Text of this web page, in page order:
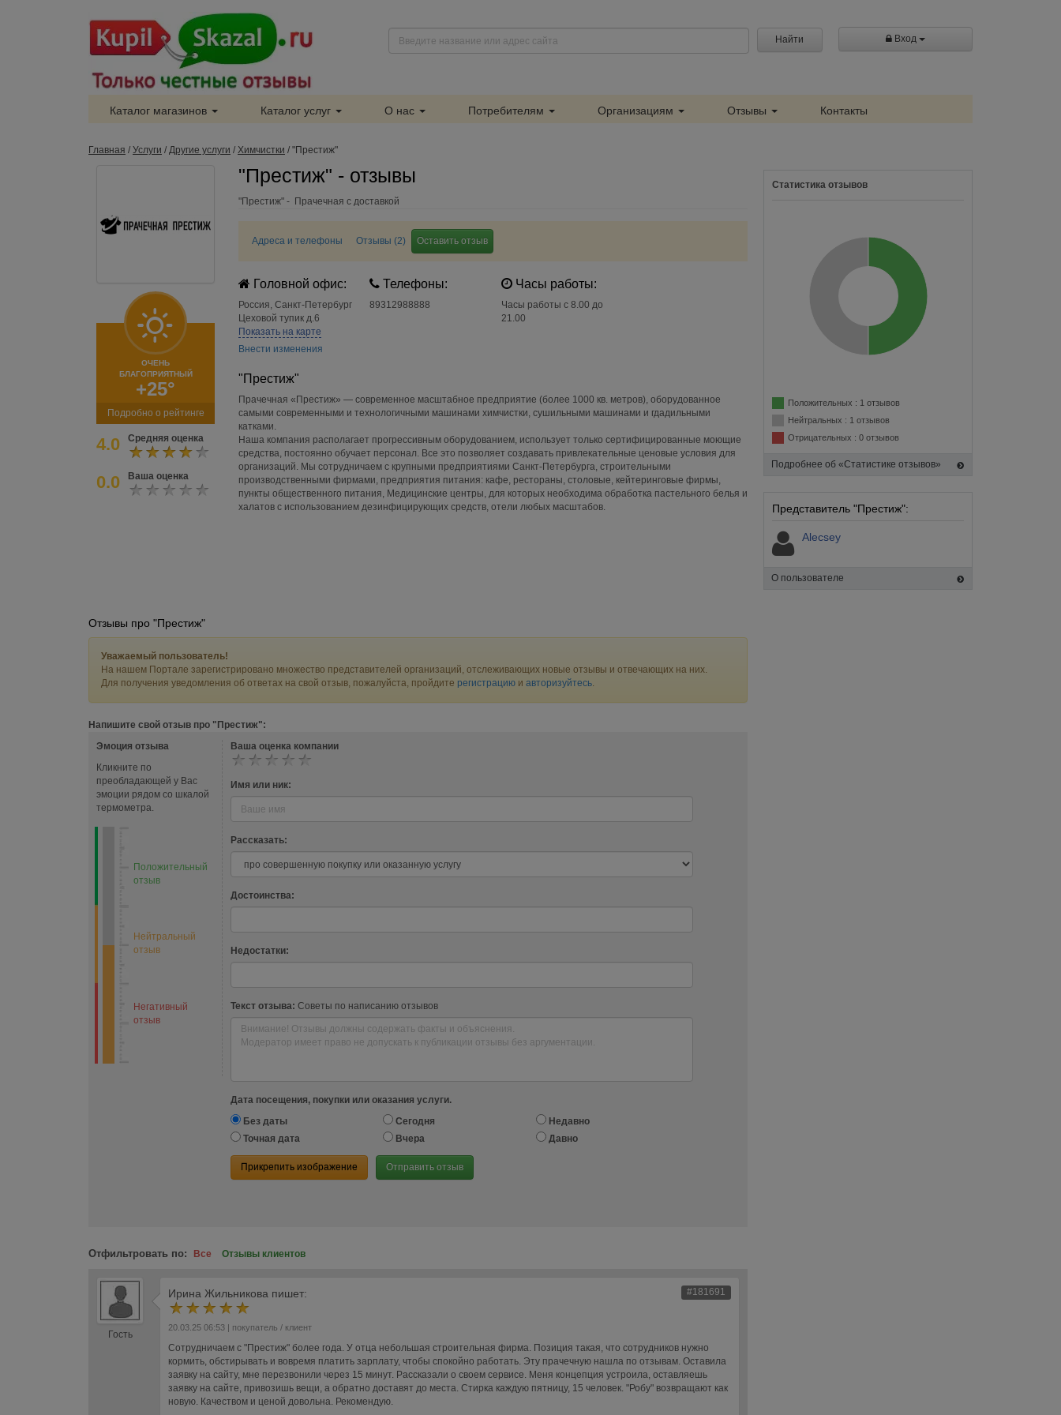
Найти Вход
Каталог магазинов Каталог услуг О нас Потребителям Организациям Отзывы Контакты
Главная / Услуги / Другие услуги / Химчистки / "Престиж"
ОЧЕНЬ
БЛАГОПРИЯТНЫЙ
+25°
Подробно о рейтинге
4.0 Средняя оценка
0.0 Ваша оценка
"Престиж" - отзывы
"Престиж" - Прачечная с доставкой
Адреса и телефоны Отзывы (2) Оставить отзыв
Головной офис:
Россия, Санкт-Петербург
Цеховой тупик д.6
Показать на карте
Внести изменения
Телефоны:
89312988888
Часы работы:
Часы работы с 8.00 до
21.00
"Престиж"
Прачечная «Престиж» — современное масштабное предприятие (более 1000 кв. метров), оборудованное
самыми современными и технологичными машинами химчистки, сушильными машинами и гдадильными
катками.
Наша компания располагает прогрессивным оборудованием, использует только сертифицированные моющие
средства, постоянно обучает персонал. Все это позволяет создавать привлекательные ценовые условия для
организаций. Мы сотрудничаем с крупными предприятиями Санкт-Петербурга, строительными
производственными фирмами, предприятия питания: кафе, рестораны, столовые, кейтеринговые фирмы,
пункты общественного питания, Медицинские центры, для которых необходима обработка пастельного белья и
халатов с использованием дезинфицирующих средств, отели любых масштабов.
Статистика отзывов
Положительных : 1 отзывов
Нейтральных : 1 отзывов
Отрицательных : 0 отзывов
Подробнее об «Статистике отзывов»
Представитель "Престиж":
Alecsey
О пользователе
Отзывы про "Престиж"
Уважаемый пользователь!
На нашем Портале зарегистрировано множество представителей организаций, отслеживающих новые отзывы и отвечающих на них.
Для получения уведомления об ответах на свой отзыв, пожалуйста, пройдите регистрацию и авторизуйтесь.
Напишите свой отзыв про "Престиж":
Эмоция отзыва
Кликните по
преобладающей у Вас
эмоции рядом со шкалой
термометра.
Положительный
отзыв
Нейтральный
отзыв
Негативный
отзыв
Ваша оценка компании
Имя или ник:
Рассказать:
Достоинства:
Недостатки:
Текст отзыва: Советы по написанию отзывов
Дата посещения, покупки или оказания услуги.
Без даты
Сегодня
Недавно
Точная дата
Вчера Давно
Прикрепить изображение Отправить отзыв
Отфильтровать по: Все Отзывы клиентов
Гость
Ирина Жильникова пишет: #181691
20.03.25 06:53 | покупатель / клиент
Сотрудничаем с "Престиж" более года. У отца небольшая строительная фирма. Позиция такая, что сотрудников нужно
кормить, обстирывать и вовремя платить зарплату, чтобы спокойно работать. Эту прачечную нашла по отзывам. Оставила
заявку на сайту, мне перезвонили через 15 минут. Рассказали о своем сервисе. Меня концепция устроила, оставляешь
заявку на сайте, привозишь вещи, а обратно доставят до места. Стирка каждую пятницу, 15 человек. "Робу" возвращают как
новую. Качеством и ценой довольна. Рекомендую.